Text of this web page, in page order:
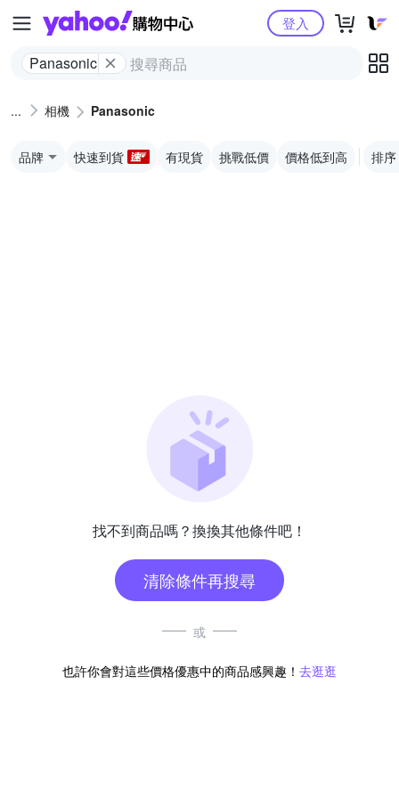
Yahoo購物中心
Panasonic
登入
相機 Panasonic
品牌 快速到貨 有現貨 挑戰低價 價格低到高 排序
找不到商品嗎？換換其他條件吧！
清除條件再搜尋
或
也許你會對這些價格優惠中的商品感興趣！ 去逛逛